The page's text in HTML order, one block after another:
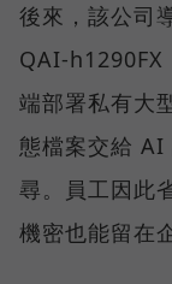
後來，該公司
QAI-h1290FX
端部署私有大
態檔案交給 AI
尋。員工因此
機密也能留在